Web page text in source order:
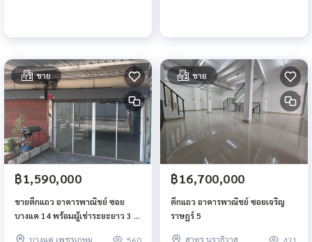
ขาย
฿1,590,000
ขายตึกแถว อาคารพาณิชย์ ซอย
บางแค 14 พร้อมผู้เช่าระยะยาว 3 ปี
บางแค เพชรเกษม
ขาย
฿16,700,000
ตึกแถว อาคารพาณิชย์ ซอยเจริญ
ราษฎร์ 5
สาทร นราธิวาส